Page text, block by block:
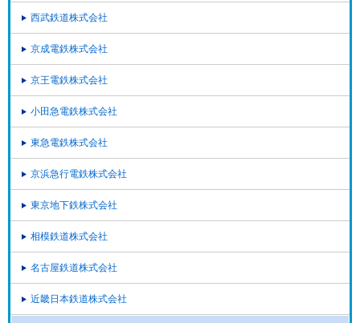
西武鉄道株式会社
京成電鉄株式会社
京王電鉄株式会社
小田急電鉄株式会社
東急電鉄株式会社
京浜急行電鉄株式会社
東京地下鉄株式会社
相模鉄道株式会社
名古屋鉄道株式会社
近畿日本鉄道株式会社